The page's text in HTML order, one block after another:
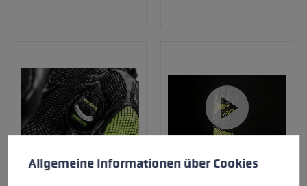
Cookie-Voreinstellungen
Allgemeine Informationen über Cookies